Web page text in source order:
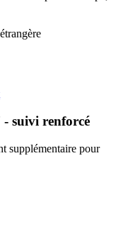
suivi renforcé
supplémentaire pour